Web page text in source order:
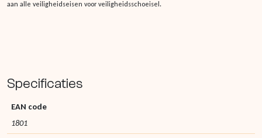
aan alle veiligheidseisen voor veiligheidsschoeisel.
Specificaties
EAN code
1801